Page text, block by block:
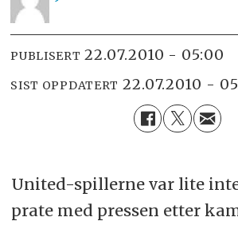
PUBLISERT 22.07.2010 - 05:00
SIST OPPDATERT 22.07.2010 -
United-spillerne var lite
prate med pressen etter